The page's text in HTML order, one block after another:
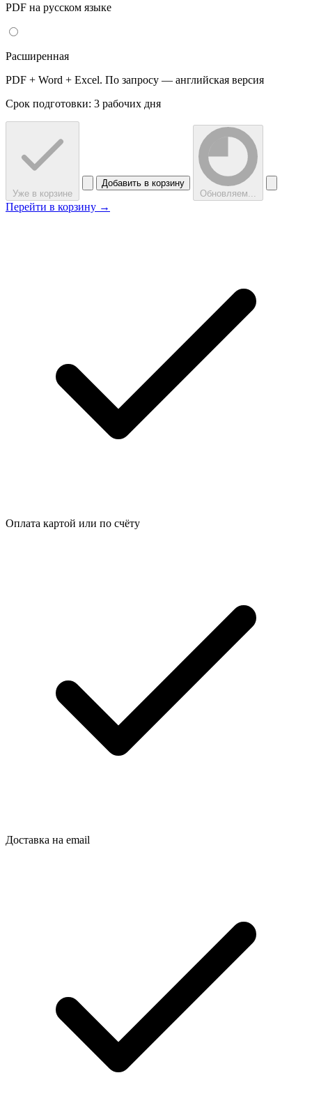
PDF на русском языке
Расширенная
PDF + Word + Excel. По запросу — английская версия
Срок подготовки: 3 рабочих дня
Уже в корзине
Добавить в корзину
Обновляем...
Перейти в корзину →
Оплата картой или по счёту
Доставка на email